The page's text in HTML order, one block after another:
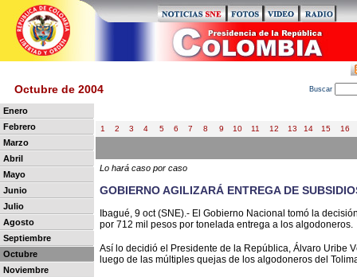
Octubre de 2004 Buscar
Enero
Febrero
Marzo
Abril
Mayo
Junio
Julio
Agosto
Septiembre
Octubre
Noviembre
1 2 3 4 5 6 7 8 9 10 11 12 13 14 15 16
Lo hará caso por caso
GOBIERNO AGILIZARÁ ENTREGA DE
Ibagué, 9 oct (SNE).- El Gobierno Nacional tomó la
por 712 mil pesos por tonelada entrega a los algodoneros.
Así lo decidió el Presidente de la República, Álvaro Uribe
luego de las múltiples quejas de los algodoneros del